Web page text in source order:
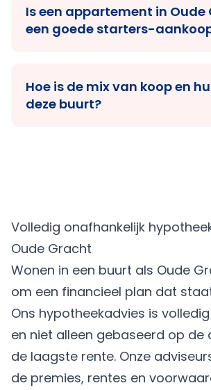
Is een appartement in Oude
een goede starters-
Hoe is de mix van koop en
deze buurt?
Volledig onafhankelijk
Oude Gracht
Wonen in een buurt als Oude
om een financieel plan dat
Ons hypotheekadvies is
en niet alleen gebaseerd op de
de laagste rente. Onze
de premies, rentes en